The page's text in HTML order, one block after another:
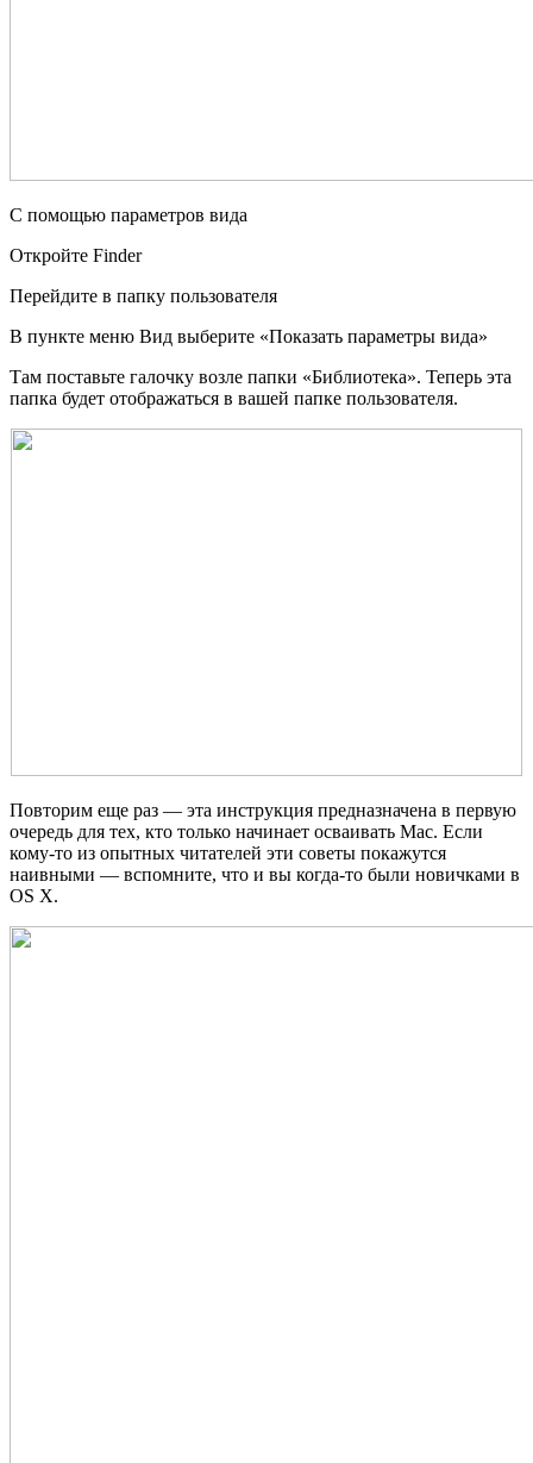
С помощью параметров вида
Откройте Finder
Перейдите в папку пользователя
В пункте меню Вид выберите «Показать параметры вида»
Там поставьте галочку возле папки «Библиотека». Теперь эта
папка будет отображаться в вашей папке пользователя.
Повторим еще раз — эта инструкция предназначена в первую
очередь для тех, кто только начинает осваивать Mac. Если
кому-то из опытных читателей эти советы покажутся
наивными — вспомните, что и вы когда-то были новичками в
OS X.